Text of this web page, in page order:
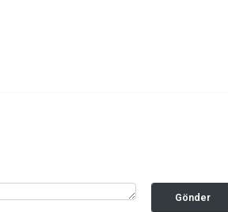
Gönder